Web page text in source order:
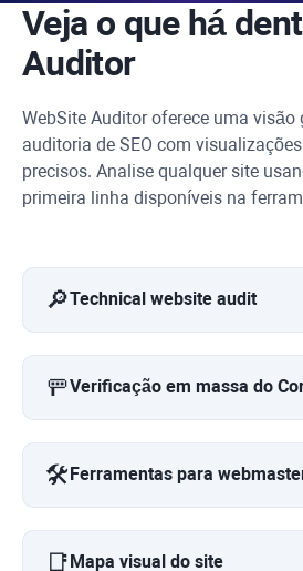
Veja o que há
Auditor
WebSite Auditoroferece uma visão
auditoria de SEO com
precisos. Analise qualquer site
primeira linha disponíveis na
🔎Technical website audit
🚥Verificação em massa do
🛠️Ferramentas para
📑Mapa visual do site